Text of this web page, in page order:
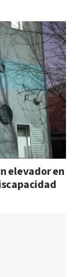
elevador en